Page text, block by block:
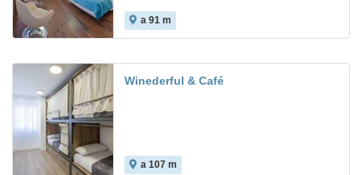
a 91 m
Winederful & Café
a 107 m